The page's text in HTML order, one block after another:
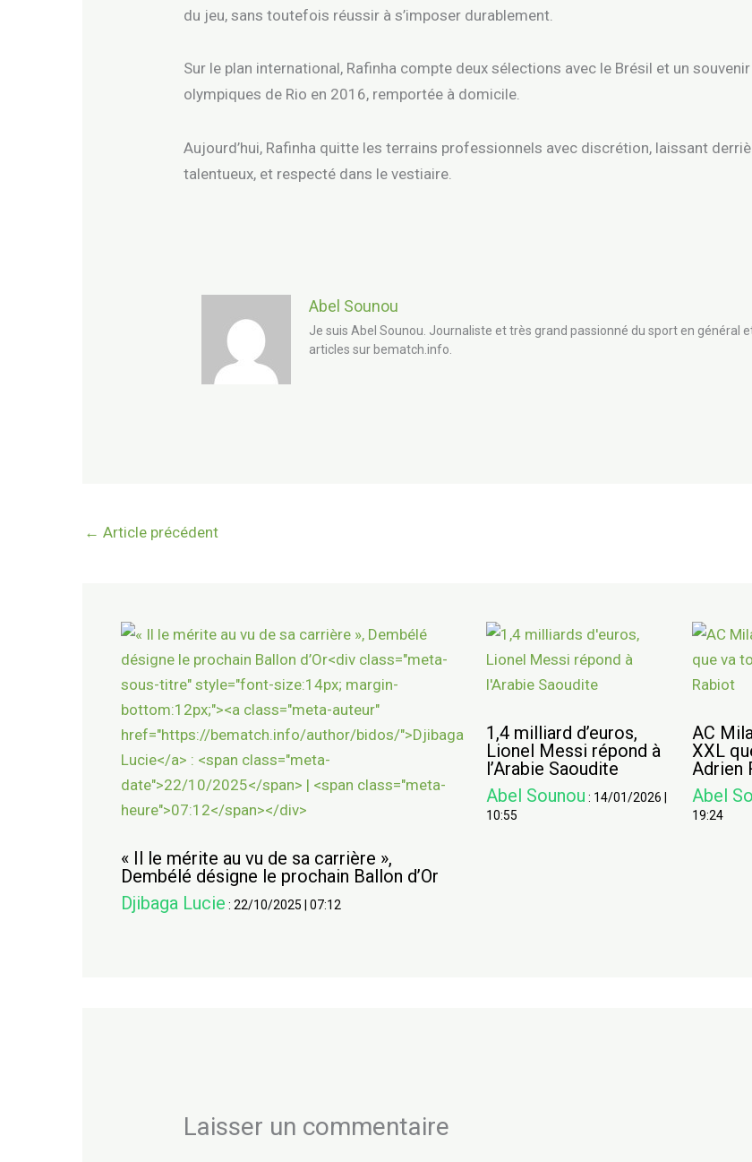
du jeu, sans toutefois réussir à s’imposer durablement.
Sur le plan international, Rafinha compte deux sélections avec le Brésil et un
olympiques de Rio en 2016, remportée à domicile.
Aujourd’hui, Rafinha quitte les terrains professionnels avec discrétion, laissant
talentueux, et respecté dans le vestiaire.
Abel Sounou
Je suis Abel Sounou. Journaliste et très grand passionné du sport en général
articles sur bematch.info.
← Article précédent
« Il le mérite au vu de sa carrière »,
Dembélé désigne le prochain Ballon d’Or
Djibaga Lucie : 22/10/2025 07:12
1,4 milliard d’euros,
Lionel Messi répond à
l’Arabie Saoudite
Abel Sounou : 14/01/2026
10:55
AC
XXL
Adrien
Abel
19:24
Laisser un commentaire